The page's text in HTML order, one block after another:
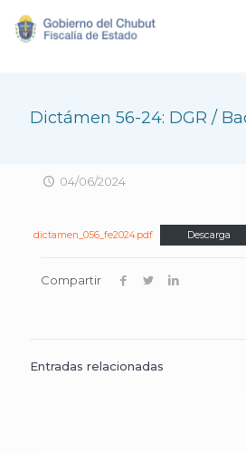
Dictámen 56-24: DGR /
04/06/2024
dictamen_056_fe2024.pdf Descarga
Compartir
Entradas relacionadas